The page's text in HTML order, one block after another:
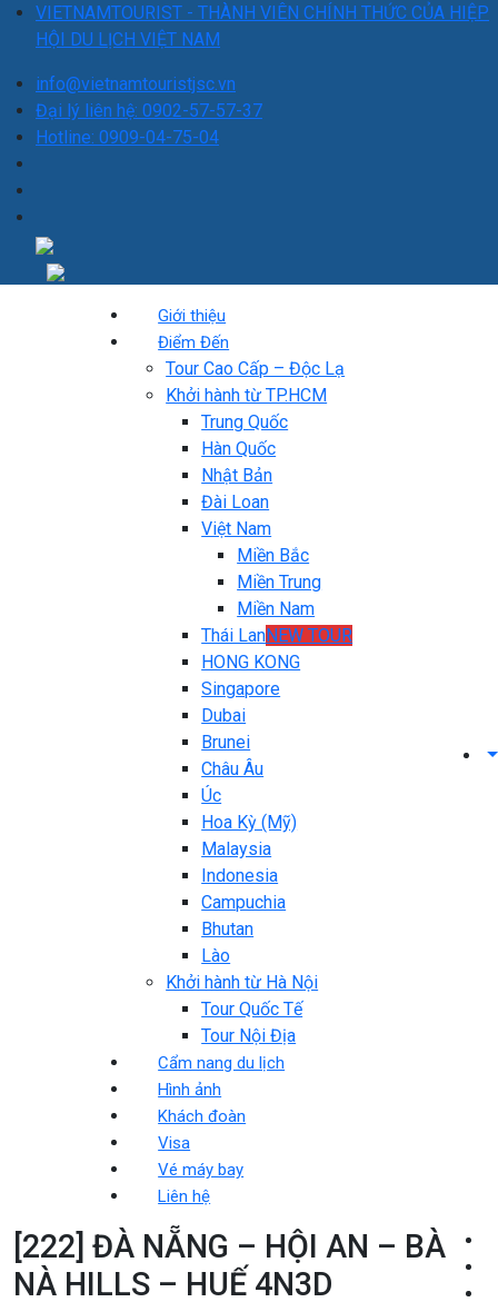
VIETNAMTOURIST - THÀNH VIÊN CHÍNH THỨC CỦA HIỆP
HỘI DU LỊCH VIỆT NAM
info@vietnamtouristjsc.vn
Đại lý liên hệ: 0902-57-57-37
Hotline: 0909-04-75-04
Giới thiệu
Điểm Đến
Tour Cao Cấp – Độc Lạ
Khởi hành từ TP.HCM
Trung Quốc
Hàn Quốc
Nhật Bản
Đài Loan
Việt Nam
Miền Bắc
Miền Trung
Miền Nam
Thái LanNEW TOUR
HONG KONG
Singapore
Dubai
Brunei
Châu Âu
Úc
Hoa Kỳ (Mỹ)
Malaysia
Indonesia
Campuchia
Bhutan
Lào
Khởi hành từ Hà Nội
Tour Quốc Tế
Tour Nội Địa
Cẩm nang du lịch
Hình ảnh
Khách đoàn
Visa
Vé máy bay
Liên hệ
[222] ĐÀ NẴNG – HỘI AN – BÀ
NÀ HILLS – HUẾ 4N3D